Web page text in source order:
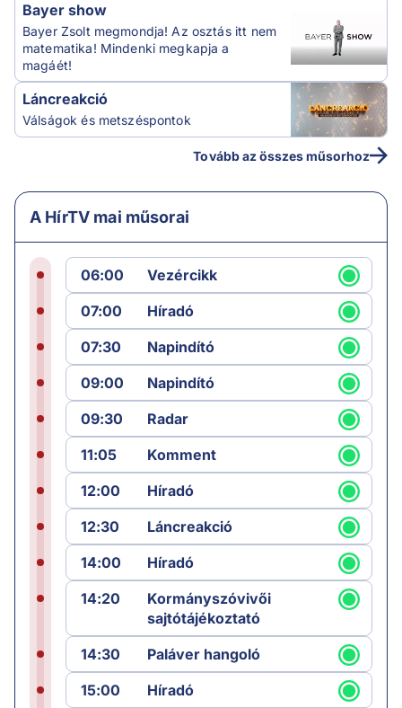
Bayer show
Bayer Zsolt megmondja! Az osztás itt nem
matematika! Mindenki megkapja a
magáét!
Láncreakció
Válságok és metszéspontok
Tovább az összes műsorhoz
A HírTV mai műsorai
06:00
Vezércikk
07:00
Híradó
07:30
Napindító
09:00
Napindító
09:30
Radar
11:05
Komment
12:00
Híradó
12:30
Láncreakció
14:00
Híradó
14:20
Kormányszóvivői
sajtótájékoztató
14:30
Paláver hangoló
15:00
Híradó